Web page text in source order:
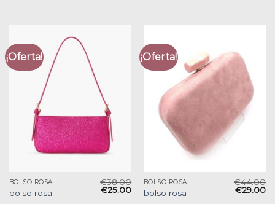
¡Oferta!
BOLSO ROSA
bolso rosa
€38.00
€25.00
¡Oferta!
BOLSO ROSA
bolso rosa
€44.00
€29.00